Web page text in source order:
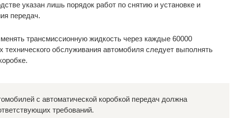
указан лишь порядок работ по снятию и установке и
передач.
трансмиссионную жидкость через каждые 60000
технического обслуживания автомобиля следует выполнять
с автоматической коробкой передач должна
требований.